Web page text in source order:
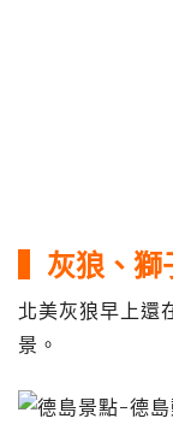
▍灰狼、
北美灰狼早上還
景。